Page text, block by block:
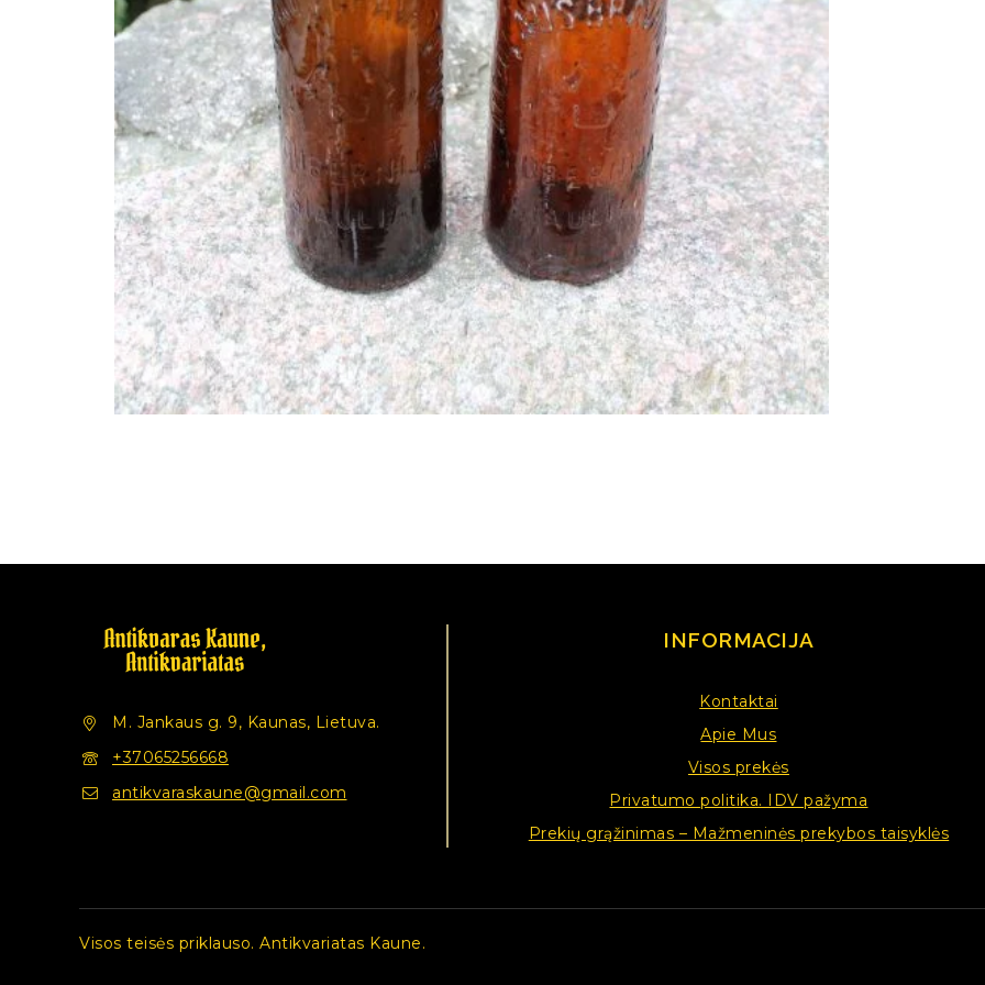
M. Jankaus g. 9, Kaunas, Lietuva.
+37065256668
antikvaraskaune@gmail.com
INFORMACIJA
Kontaktai
Apie Mus
Visos prekės
Privatumo politika. IDV pažyma
Prekių grąžinimas – Mažmeninės prekybos taisyklės
Visos teisės priklauso. Antikvariatas Kaune.